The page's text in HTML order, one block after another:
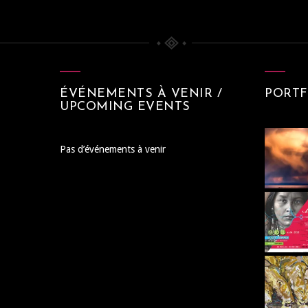
ÉVÉNEMENTS À VENIR /
UPCOMING EVENTS
Pas d’événements à venir